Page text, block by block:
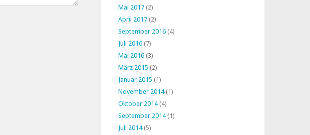
Mai 2017 (2)
April 2017 (2)
September 2016 (4)
Juli 2016 (7)
Mai 2016 (3)
März 2015 (2)
Januar 2015 (1)
November 2014(1)
Oktober 2014(4)
September 2014(1)
Juli 2014(5)